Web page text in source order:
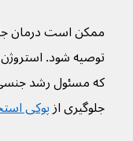
ممکن است درمان
توصیه شود.
که مسئول رشد
جلوگیری از پوکی